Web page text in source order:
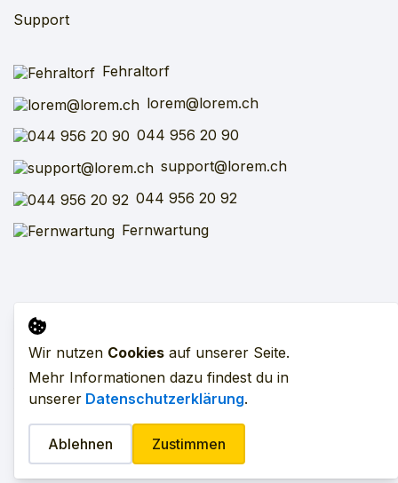
Support
Fehraltorf
lorem@lorem.ch
044 956 20 90
support@lorem.ch
044 956 20 92
Fernwartung
Impressum
Alle Preise exkl. MwSt. zzgl. Versandkosten.
2026 LOREM GmbH. Alle Rechte vorbehalten.
Wir nutzen Cookies auf unserer Seite.
Mehr Informationen dazu findest du in
unserer Datenschutzerklärung.
Ablehnen Zustimmen